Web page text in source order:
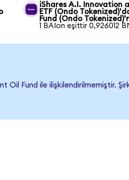
iShares A.I. Innovation
ETF (Ondo
Fund (Ondo
1 BAIon eşittir 0,926012
Oil Fund ile ilişkilendirilmemiştir.